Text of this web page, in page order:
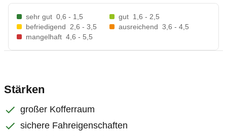
sehr gut 0,6 - 1,5 gut 1,6 - 2,5
befriedigend
2,6 - 3,5 ausreichend 3,6 - 4,5
mangelhaft 4,6 - 5,5
Stärken
großer Kofferraum
sichere Fahreigenschaften